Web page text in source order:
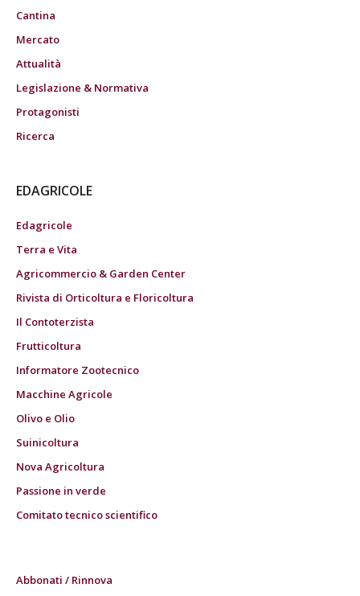
Cantina
Mercato
Attualità
Legislazione & Normativa
Protagonisti
Ricerca
EDAGRICOLE
Edagricole
Terra e Vita
Agricommercio & Garden Center
Rivista di Orticoltura e Floricoltura
Il Contoterzista
Frutticoltura
Informatore Zootecnico
Macchine Agricole
Olivo e Olio
Suinicoltura
Nova Agricoltura
Passione in verde
Comitato tecnico scientifico
Abbonati / Rinnova